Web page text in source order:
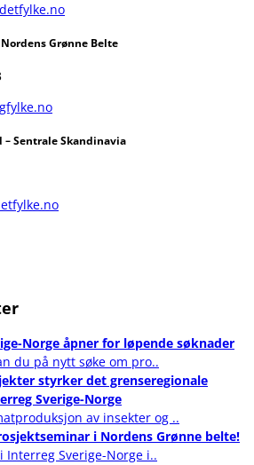
Grønne Belte
– Sentrale Skandinavia
Norge åpner for løpende søknader
du på nytt søke om pro..
styrker det grenseregionale
Sverige-Norge
av insekter og ..
i Nordens Grønne belte!
Interreg Sverige-Norge i..